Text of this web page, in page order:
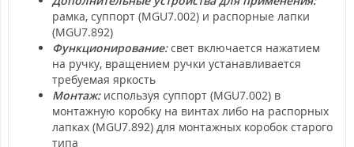
рамка, суппорт (MGU7.002) и распорные лапки
(MGU7.892)
Функционирование:свет включается нажатием
на ручку, вращением ручки устанавливается
требуемая яркость
Монтаж:используя суппорт (MGU7.002) в
монтажную коробку на винтах либо на распорных
лапках (MGU7.892) для монтажных коробок старого
типа